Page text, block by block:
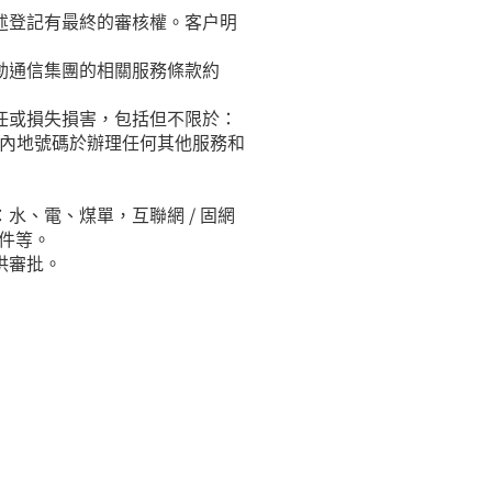
記有最終的審核權。客户明
信集團的相關服務條款約
損失損害，包括但不限於：
地號碼於辦理任何其他服務和
、電、煤單，互聯網 / 固網
等。
批。